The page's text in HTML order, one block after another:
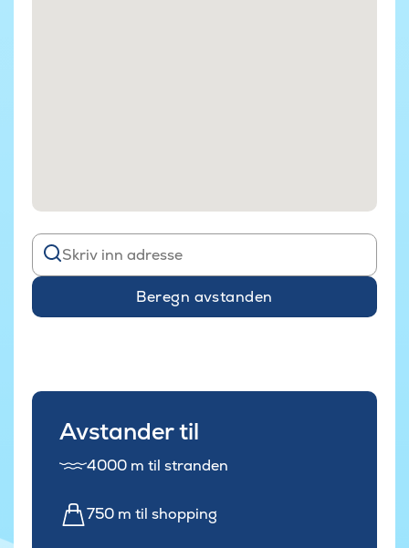
Beregn avstanden
Avstander til
4000 m til stranden
750 m til shopping